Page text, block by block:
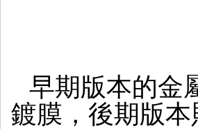
早期版本的金
鍍膜，後期版